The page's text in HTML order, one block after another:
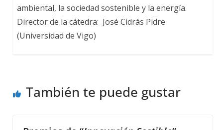
ambiental, la sociedad sostenible y la energía.
Director de la cátedra: José Cidrás Pidre
(Universidad de Vigo)
También te puede gustar